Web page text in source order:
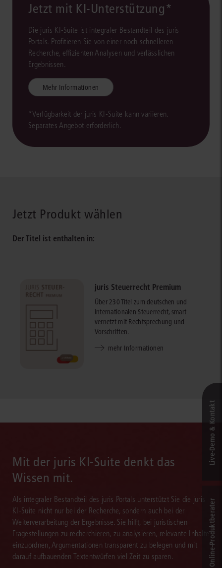
Jetzt mit KI-Unterstützung*
Die juris KI-Suite ist integraler Bestandteil des juris
Portals. Profitieren Sie von einer noch schnelleren
Recherche, effizienten Analysen und verlässlichen
Ergebnissen.
Mehr Informationen
*Verfügbarkeit der juris KI-Suite kann variieren.
Separates Angebot erforderlich.
Jetzt Produkt wählen
Der Titel ist enthalten in:
juris Steuerrecht Premium
Über 230 Titel zum deutschen und
internationalen Steuerrecht, smart
vernetzt mit Rechtsprechung und
Vorschriften.
mehr Informationen
Mit der juris KI-Suite denkt das
Wissen mit.
Als integraler Bestandteil des juris Portals unterstützt Sie die juris
KI-Suite nicht nur bei der Recherche, sondern auch bei der
Weiterverarbeitung der Ergebnisse. Sie hilft, bei juristischen
Fragestellungen zu recherchieren, zu analysieren, relevante Inhalte
einzuordnen, Argumentationen transparent zu belegen und mit
darauf aufbauenden Textentwürfen viel Zeit zu sparen.
Live‑Demo & Kontakt
Online-Produkt­berater